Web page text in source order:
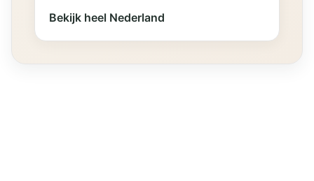
Bekijk heel Nederland